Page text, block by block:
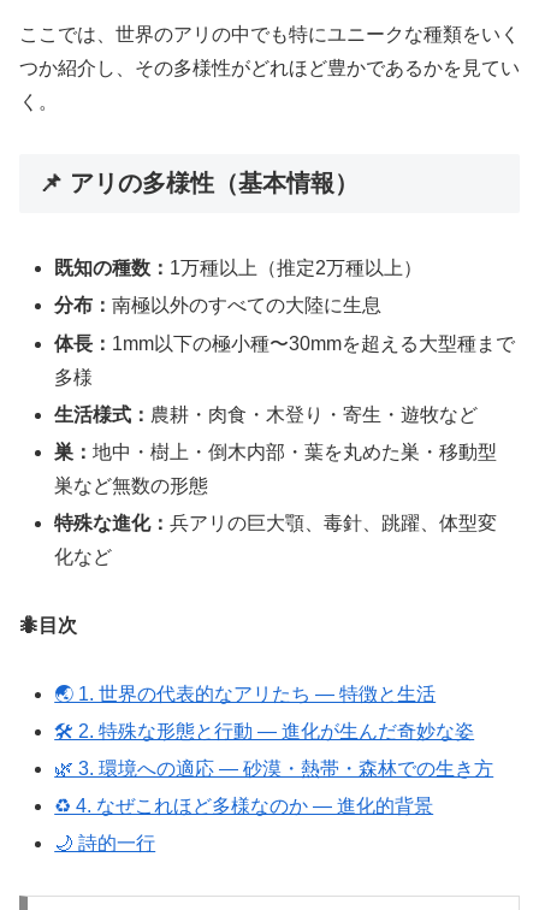
ここでは、世界のアリの中でも特にユニークな種類をいく
つか紹介し、その多様性がどれほど豊かであるかを見てい
く。
📌 アリの多様性（基本情報）
既知の種数： 1万種以上（推定2万種以上）
分布：南極以外のすべての大陸に生息
体長： 1mm以下の極小種〜30mmを超える大型種まで
多様
生活様式： 農耕・肉食・木登り・寄生・遊牧など
巣：地中・樹上・倒木内部・葉を丸めた巣・移動型
巣など無数の形態
特殊な進化：兵アリの巨大顎、毒針、跳躍、体型変
化など
🐜目次
🌏 1. 世界の代表的なアリたち ― 特徴と生活
🛠️ 2. 特殊な形態と行動 ― 進化が生んだ奇妙な姿
🌿 3. 環境への適応 ― 砂漠・熱帯・森林での生き方
♻️ 4. なぜこれほど多様なのか ― 進化的背景
🌙 詩的一行